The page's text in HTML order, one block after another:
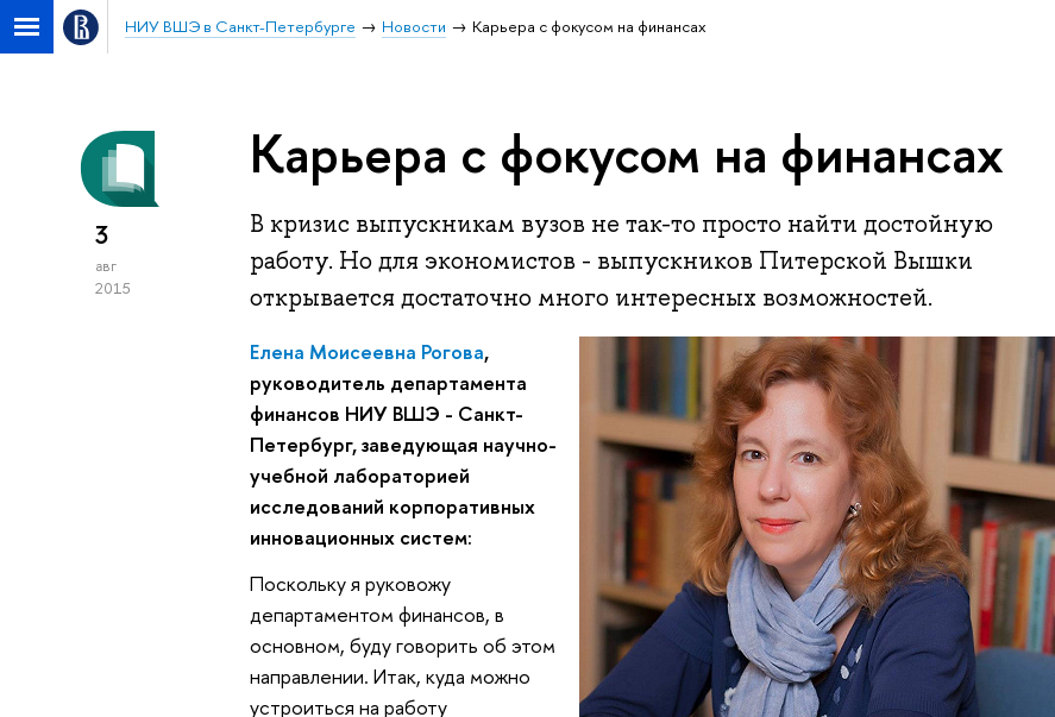
НИУ ВШЭ в Санкт-Петербурге Новости Карьера с фокусом на финансах
3
авг
2015
Карьера с фокусом на финансах
В кризис выпускникам вузов не так-то просто найти достойную
работу. Но для экономистов - выпускников Питерской Вышки
открывается достаточно много интересных возможностей.
Елена Моисеевна Рогова,
руководитель департамента
финансов НИУ ВШЭ - Санкт-
Петербург, заведующая научно-
учебной лабораторией
исследований корпоративных
инновационных систем:
Поскольку я руковожу
департаментом финансов, в
основном, буду говорить об этом
направлении. Итак, куда можно
устроиться на работу